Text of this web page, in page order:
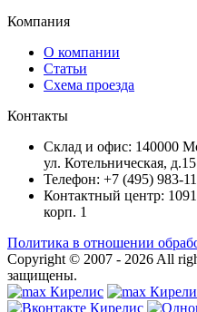
Компания
О компании
Статьи
Схема проезда
Контакты
Склад и офис: 140000
ул. Котельническая,
Телефон: +7 (495) 983-
Контактный центр:
корп. 1
Политика в отношении
Copyright © 2007 - 2026 All
защищены.